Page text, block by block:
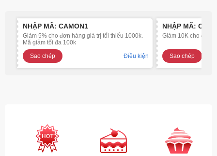
NHẬP MÃ: CAMON1
Giảm 5% cho đơn hàng giá trị tối thiểu 1000k.
Mã giảm tối đa 100k
Sao chép
Điều kiện
NHẬP MÃ:
Giảm 10K cho đơn
Sao chép